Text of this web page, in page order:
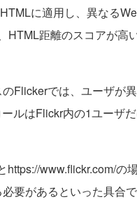
に適用し、異なる
HTML距離のスコアが高
Flickerでは、ユーザが
ルはFlickr内の1ユーザ
www.flickr.com/の
要があるといった具合で